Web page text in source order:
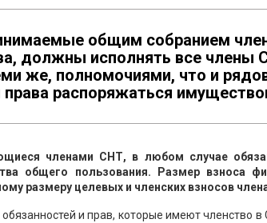
общим собранием
должны исполнять все члены
же, полномочиями, что и
права распоряжаться
членами СНТ, в любом случае
общего пользования. Размер взноса
размеру целевых и членских взносов
и прав, которые имеют членство